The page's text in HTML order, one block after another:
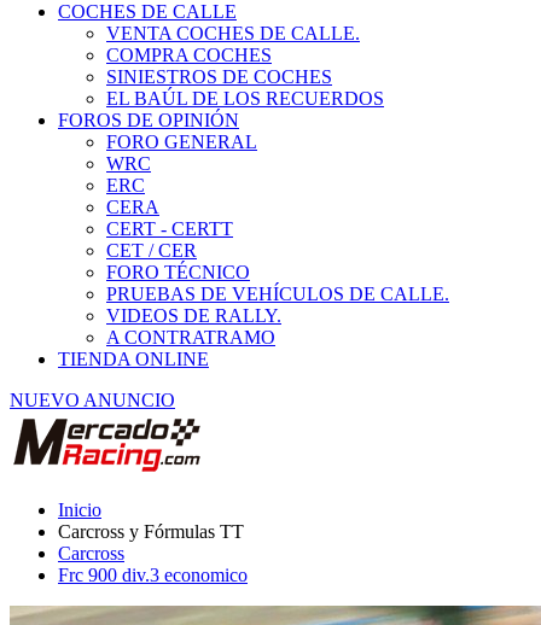
COCHES DE CALLE
VENTA COCHES DE CALLE.
COMPRA COCHES
SINIESTROS DE COCHES
EL BAÚL DE LOS RECUERDOS
FOROS DE OPINIÓN
FORO GENERAL
WRC
ERC
CERA
CERT - CERTT
CET / CER
FORO TÉCNICO
PRUEBAS DE VEHÍCULOS DE CALLE.
VIDEOS DE RALLY.
A CONTRATRAMO
TIENDA ONLINE
NUEVO ANUNCIO
Inicio
Carcross y Fórmulas TT
Carcross
Frc 900 div.3 economico